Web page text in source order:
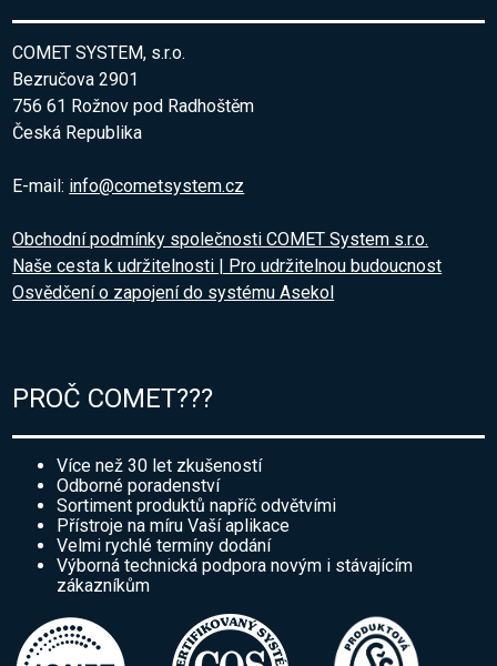
COMET SYSTEM, s.r.o.
Bezručova 2901
756 61 Rožnov pod Radhoštěm
Česká Republika
E-mail: info@cometsystem.cz
Obchodní podmínky společnosti COMET System s.r.o.
Naše cesta k udržitelnosti | Pro udržitelnou budoucnost
Osvědčení o zapojení do systému Asekol
PROČ COMET???
Více než 30 let zkušeností
Odborné poradenství
Sortiment produktů napříč odvětvími
Přístroje na míru Vaší aplikace
Velmi rychlé termíny dodání
Výborná technická podpora novým i stávajícím
zákazníkům